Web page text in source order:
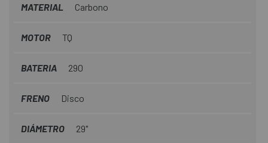
MATERIAL Carbono
MOTOR TQ
BATERIA 290
FRENO Disco
DIÁMETRO 29"